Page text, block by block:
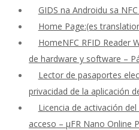
GIDS na Androidu sa
Home Page:(es
HomeNFC RFID Reader
de hardware y software –
Lector de pasaportes
privacidad de la aplicación
Licencia de activación
acceso – μFR Nano Online